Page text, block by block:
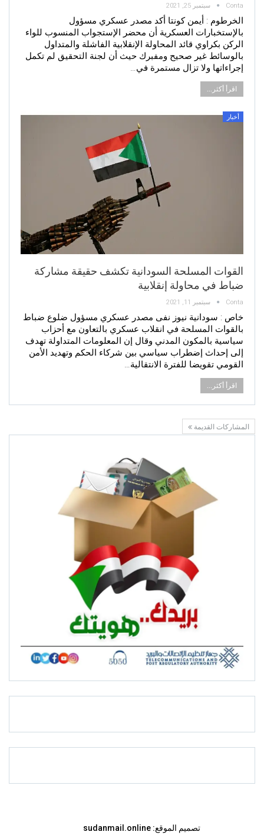
Conta سبتمبر 25, 2021
الخرطوم : أيمن كونتا أكد مصدر عسكري مسؤول
بالإستخبارات العسكرية أن محضر الإستجواب المنسوب للواء
الركن بكراوي قائد المحاولة الإنقلابية الفاشلة والمتداول
بالوسائط غير صحيح ومفبرك حيث أن لجنة التحقيق لم تكمل
إجراءاتها ولا تزال مستمرة في…
اقرأ أكثر...
أخبار
القوات المسلحة السودانية تكشف حقيقة مشاركة
ضباط في محاولة إنقلابية
Conta سبتمبر 11, 2021
خاص : سودانية نيوز نفى مصدر عسكري مسؤول ضلوع ضباط
بالقوات المسلحة في انقلاب عسكري بالتعاون مع أحزاب
سياسية بالمكون المدني وقال إن المعلومات المتداولة تهدف
إلى إحداث إضطراب سياسي بين شركاء الحكم وتهديد الأمن
القومي تقويضا للفترة الانتقالية…
اقرأ أكثر...
المشاركات القديمة
تصميم الموقع: sudanmail.online